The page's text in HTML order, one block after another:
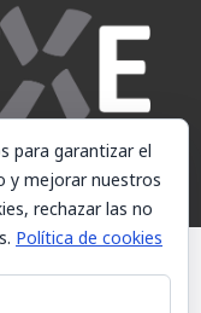
cookies, consulte
para garantizar el
y mejorar nuestros
rechazar las no
Política de cookies